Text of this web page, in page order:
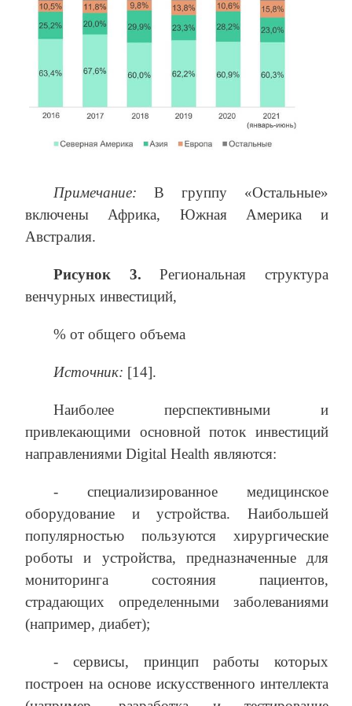
Примечание: В группу «Остальные»
включены Африка, Южная Америка и
Австралия.
Рисунок 3. Региональная структура
венчурных инвестиций,
% от общего объема
Источник: [14].
Наиболее перспективными и
привлекающими основной поток инвестиций
направлениями Digital Health являются:
- специализированное медицинское
оборудование и устройства. Наибольшей
популярностью пользуются хирургические
роботы и устройства, предназначенные для
мониторинга состояния пациентов,
страдающих определенными заболеваниями
(например, диабет);
- сервисы, принцип работы которых
построен на основе искусственного интеллекта